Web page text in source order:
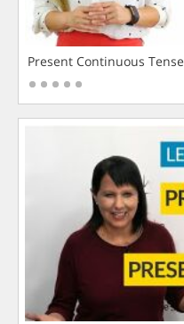
Present Continuous Tense